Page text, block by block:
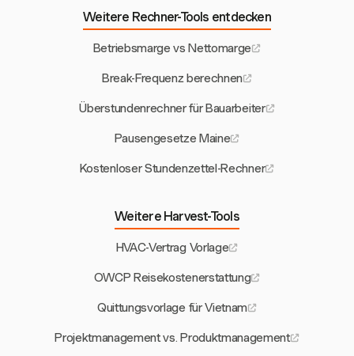
Weitere Rechner-Tools entdecken
Betriebsmarge vs Nettomarge
Break-Frequenz berechnen
Überstundenrechner für Bauarbeiter
Pausengesetze Maine
Kostenloser Stundenzettel-Rechner
Weitere Harvest-Tools
HVAC-Vertrag Vorlage
OWCP Reisekostenerstattung
Quittungsvorlage für Vietnam
Projektmanagement vs. Produktmanagement